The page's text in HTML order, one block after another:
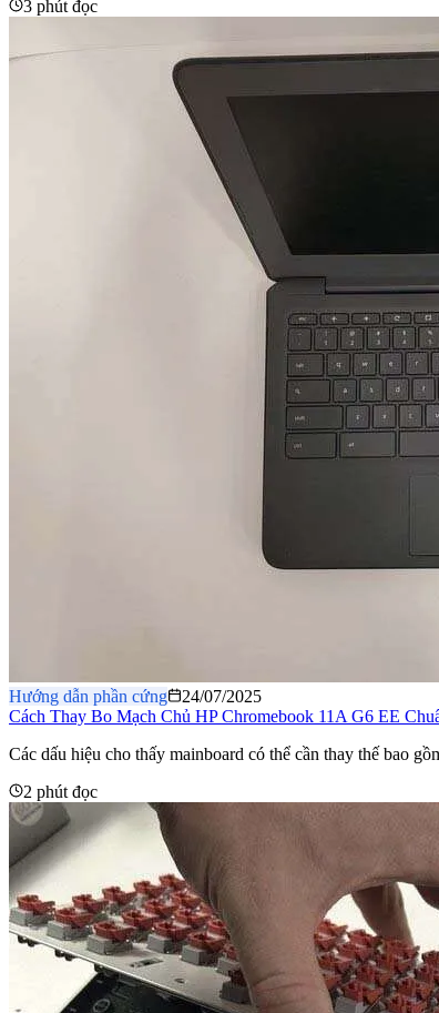
3 phút đọc
Hướng dẫn phần cứng
24/07/2025
Cách Thay Bo Mạch Chủ HP Chromebook 11A G6 EE
Các dấu hiệu cho thấy mainboard có thể cần thay thế bao
2 phút đọc